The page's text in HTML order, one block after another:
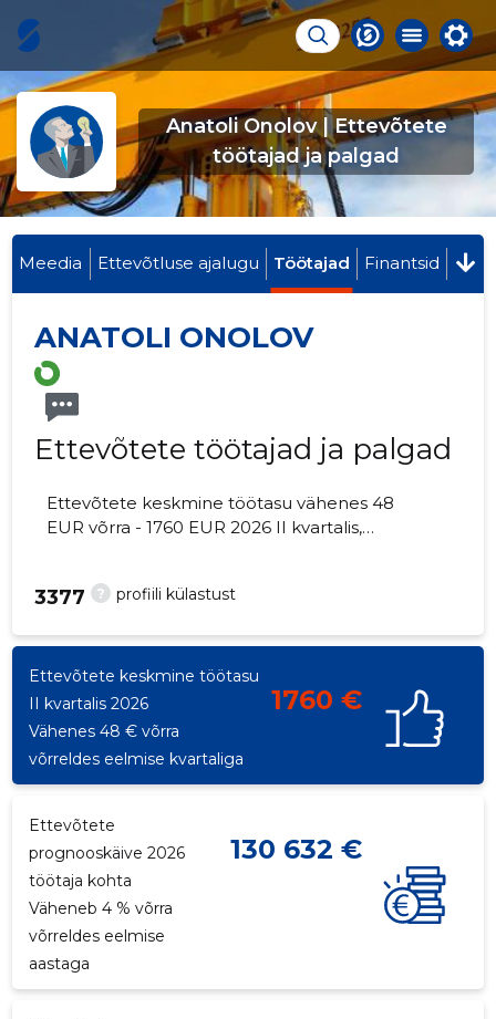
Anatoli Onolov | Ettevõtete
töötajad ja palgad
Meedia Ettevõtluse ajalugu Töötajad Finantsid
ANATOLI ONOLOV
Ettevõtete töötajad ja palgad
Ettevõtete keskmine töötasu vähenes 48
EUR võrra - 1760 EUR 2026 II kvartalis,
? profiili külastust
3377
Ettevõtete keskmine töötasu
II kvartalis 2026
1760 €
Vähenes 48 € võrra
võrreldes eelmise kvartaliga
Ettevõtete
prognooskäive 2026
töötaja kohta
130 632 €
Väheneb 4 % võrra
võrreldes eelmise
aastaga